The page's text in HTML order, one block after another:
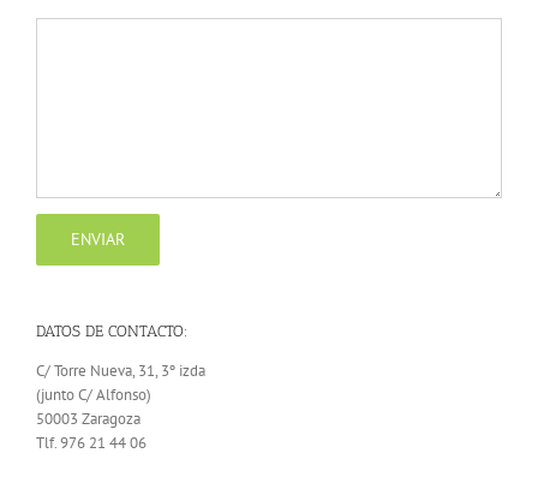
DATOS DE CONTACTO:
C/ Torre Nueva, 31, 3º izda
(junto C/ Alfonso)
50003 Zaragoza
Tlf. 976 21 44 06